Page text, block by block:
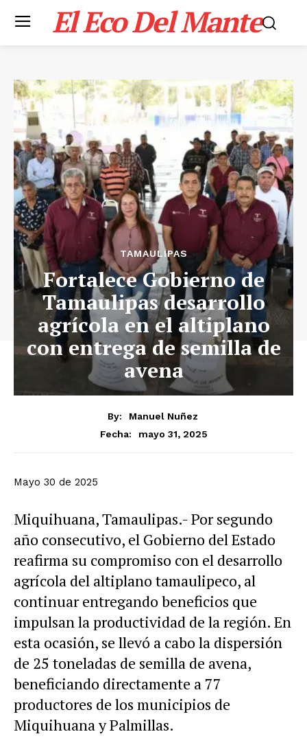
El Eco Del Mante
TAMAULIPAS
Fortalece Gobierno de
Tamaulipas desarrollo
agrícola en el altiplano
con entrega de semilla de
avena
By:
Manuel Nuñez
Fecha:
mayo 31, 2025
Mayo 30 de 2025
Miquihuana, Tamaulipas.- Por segundo
año consecutivo, el Gobierno del Estado
reafirma su compromiso con el desarrollo
agrícola del altiplano tamaulipeco, al
continuar entregando beneficios que
impulsan la productividad de la región. En
esta ocasión, se llevó a cabo la dispersión
de 25 toneladas de semilla de avena,
beneficiando directamente a 77
productores de los municipios de
Miquihuana y Palmillas.